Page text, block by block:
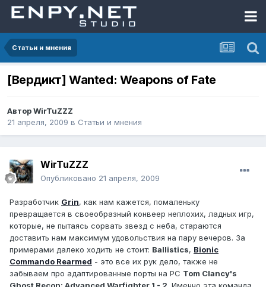
Статьи и мнения
[Вердикт] Wanted: Weapons of Fate
АвторWirTuZZZ
21 апреля, 2009 в Статьи и мнения
WirTuZZZ
Опубликовано 21 апреля, 2009
Разработчик Grin, как нам кажется, помаленьку
превращается в своеобразный конвеер неплохих, ладных игр,
которые, не пытаясь сорвать звезд с неба, стараются
доставить нам максимум удовольствия на пару вечеров. За
примерами далеко ходить не стоит: Ballistics, Bionic
Commando Rearmed - это все их рук дело, также не
забываем про адаптированные порты на PC Tom Clancy's